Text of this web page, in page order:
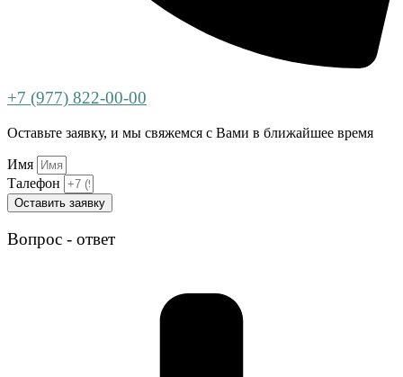
+7 (977) 822-00-00
Оставьте заявку, и мы свяжемся с Вами в ближайшее время
Имя
Талефон
Оставить заявку
Вопрос - ответ